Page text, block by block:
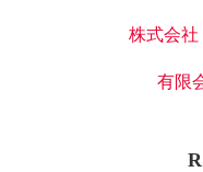
株式会社
有限